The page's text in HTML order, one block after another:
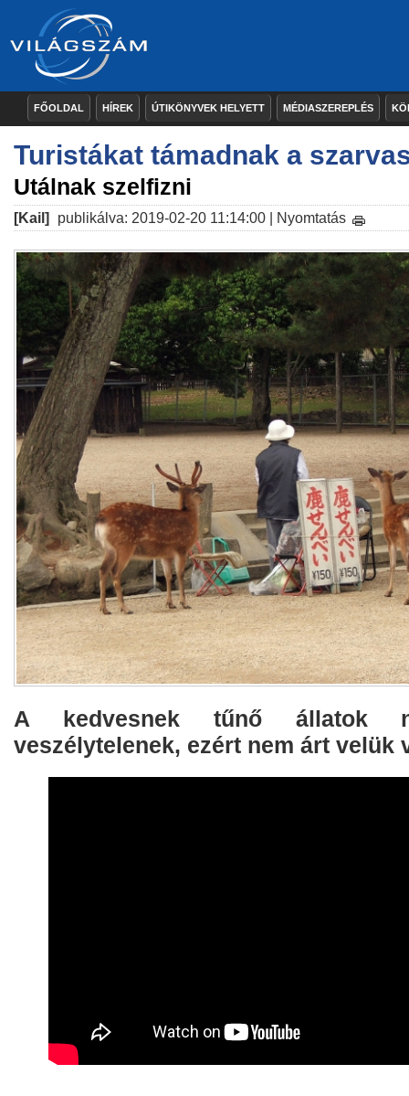
FŐOLDAL HÍREK ÚTIKÖNYVEK HELYETT MÉDIASZEREPLÉS
Turistákat támadnak a
Utálnak szelfizni
[Kail] publikálva: 2019-02-20 11:14:00 | Nyomtatás
A kedvesnek tűnő állatok
veszélytelenek, ezért nem árt velük